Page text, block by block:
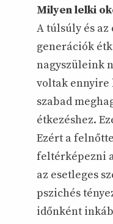
Milyen lelki
A túlsúly és
generációk
nagyszüleink
voltak ennyire
szabad
étkezéshez.
Ezért a
feltérképezni
az esetleges
pszichés
időnként